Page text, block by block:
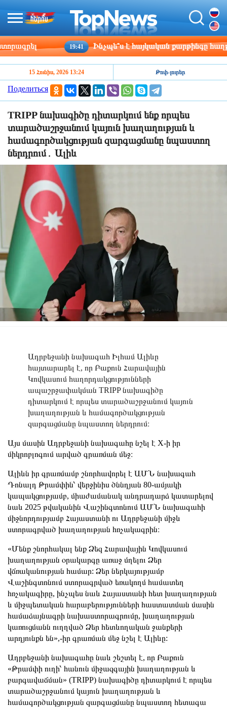
19:41 Ինչպե՞ս է հայկական քարթինգը
15 Հունիս, 2026 13:24 Թոփ-լուրեր
Поделиться
TRIPP նախագիծը դիտարկում ենք որպես
տարածաշրջանում կայուն խաղաղության և
համագործակցության զարգացմանը նպաստող
ներդրում․ Ալիև
Ադրբեջանի նախագահ Իլհամ Ալիևը
հայտարարել է, որ Բաքուն Հարավային
Կովկասում հաղորդակցությունների
ապաշրջափակման TRIPP նախագիծը
դիտարկում է որպես տարածաշրջանում կայուն
խաղաղության և համագործակցության
զարգացմանը նպաստող ներդրում։
Այս մասին Ադրբեջանի նախագահը նշել է X-ի իր
միկրոբլոգում արված գրառման մեջ։
Ալիևն իր գրառմամբ շնորհավորել է ԱՄՆ նախագահ
Դոնալդ Թրամփին՝ վերջինիս ծննդյան 80-ամյակի
կապակցությամբ, միաժամանակ անդրադարձ կատարելով
նաև 2025 թվականին Վաշինգտոնում ԱՄՆ նախագահի
միջնորդությամբ Հայաստանի ու Ադրբեջանի միջև
ստորագրված խաղաղության հռչակագրին։
«Մենք շնորհակալ ենք Ձեզ Հարավային Կովկասում
խաղաղության օրակարգը առաջ մղելու Ձեր
վճռականության համար: Ձեր ներկայությամբ
Վաշինգտոնում ստորագրված եռակողմ համատեղ
հռչակագիրը, ինչպես նաև Հայաստանի հետ խաղաղության
և միջպետական ​​հարաբերությունների հաստատման մասին
համաձայնագրի նախաստորագրումը, խաղաղության
կառուցմանն ուղղված Ձեր հետևողական ջանքերի
արդյունքն են»,-իր գրառման մեջ նշել է Ալիևը:
Ադրբեջանի նախագահը նաև շեշտել է, որ Բաքուն
«Թրամփի ուղի՝ հանուն միջազգային խաղաղության և
բարգավաճման» (TRIPP) նախագիծը դիտարկում է որպես
տարածաշրջանում կայուն խաղաղության և
համագործակցության զարգացմանը նպաստող հետագա